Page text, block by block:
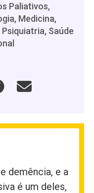
Paliativos,
Medicina,
Saúde
demência, e a
é um deles,